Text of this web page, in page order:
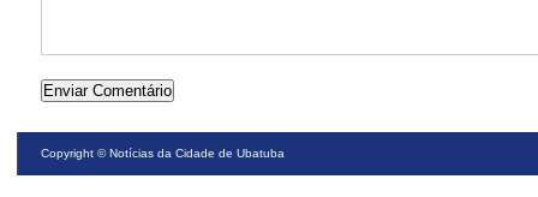
Copyright ©Notícias da Cidade de Ubatuba